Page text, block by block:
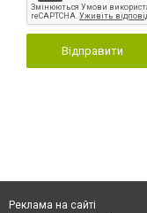
Відправити
Реклама на сайті